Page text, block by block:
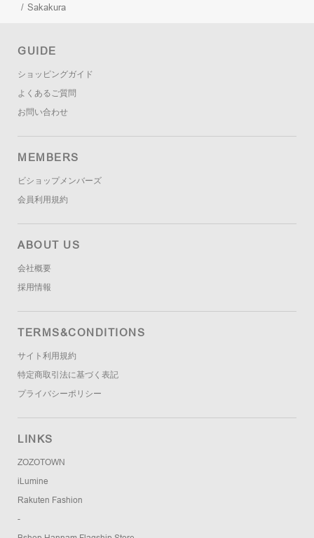
/ Sakakura
GUIDE
ショッピングガイド
よくあるご質問
お問い合わせ
MEMBERS
ビショップメンバーズ
会員利用規約
ABOUT US
会社概要
採用情報
TERMS&CONDITIONS
サイト利用規約
特定商取引法に基づく表記
プライバシーポリシー
LINKS
ZOZOTOWN
iLumine
Rakuten Fashion
-